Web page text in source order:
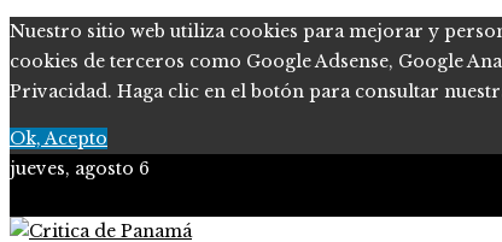
Nuestro sitio web utiliza cookies para mejorar y
cookies de terceros como Google Adsense, Google
Privacidad. Haga clic en el botón para consultar
Ok, Acepto
jueves, agosto 6